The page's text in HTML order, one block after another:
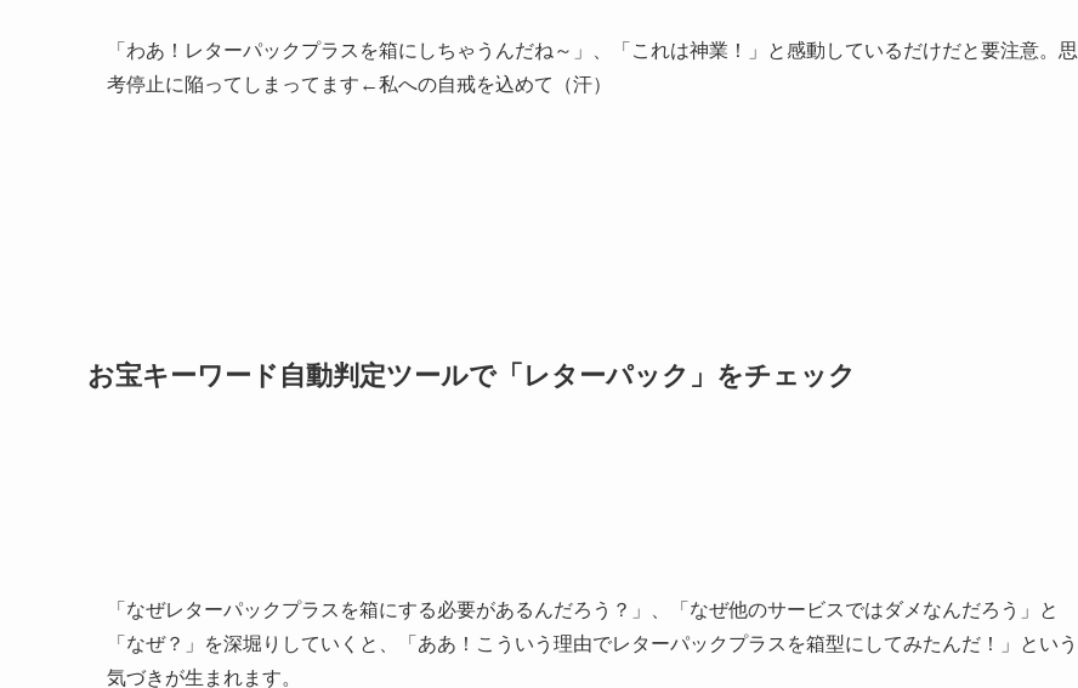
「わあ！レターパックプラスを箱にしちゃうんだね～」、「これは神業！」と感動しているだけだと要注意。思
考停止に陥ってしまってます←私への自戒を込めて（汗）
お宝キーワード自動判定ツールで「レターパック」をチェック
「なぜレターパックプラスを箱にする必要があるんだろう？」、「なぜ他のサービスではダメなんだろう」と
「なぜ？」を深堀りしていくと、「ああ！こういう理由でレターパックプラスを箱型にしてみたんだ！」という
気づきが生まれます。